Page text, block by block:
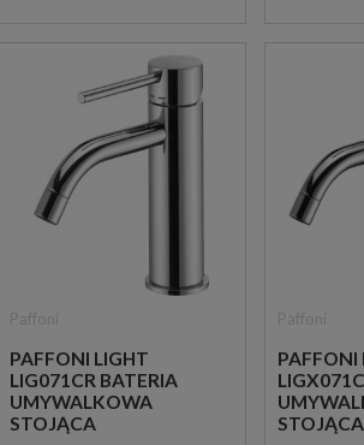
PAFFONI LIGHT
LIG071CR BATERIA
UMYWALKOWA
STOJĄCA
PAFFONI
STOJĄCA